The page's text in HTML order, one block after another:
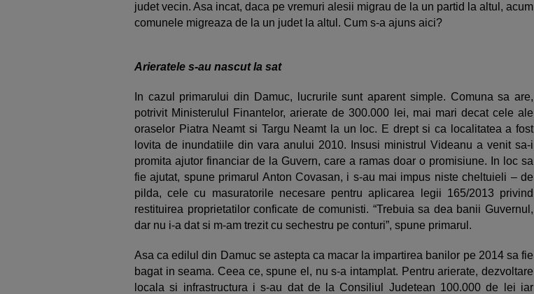
judet vecin. Asa incat, daca pe vremuri alesii migrau de la un partid la altul, acum
comunele migreaza de la un judet la altul. Cum s-a ajuns aici?
Arieratele s-au nascut la sat
In cazul primarului din Damuc, lucrurile sunt aparent simple. Comuna sa are,
potrivit MinisteruluI Finantelor, arierate de 300.000 lei, mai mari decat cele ale
oraselor Piatra Neamt si Targu Neamt la un loc. E drept si ca localitatea a fost
lovita de inundatiile din vara anului 2010. Insusi ministrul Videanu a venit sa-i
promita ajutor financiar de la Guvern, care a ramas doar o promisiune. In loc sa
fie ajutat, spune primarul Anton Covasan, i s-au mai impus niste cheltuieli – de
pilda, cele cu masuratorile necesare pentru aplicarea legii 165/2013 privind
restituirea proprietatilor conficate de comunisti. “Trebuia sa dea banii Guvernul,
dar nu i-a dat si m-am trezit cu sechestru pe conturi”, spune primarul.
Asa ca edilul din Damuc se astepta ca macar la impartirea banilor pe 2014 sa fie
bagat in seama. Ceea ce, spune el, nu s-a intamplat. Pentru arierate, dezvoltare
locala si infrastructura i s-au dat de la Consiliul Judetean 100.000 de lei iar